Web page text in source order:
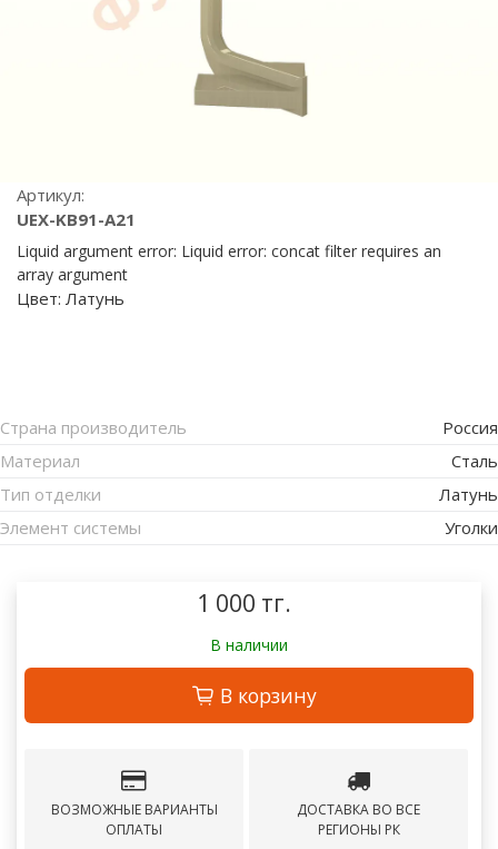
Артикул:
UEX-KB91-A21
Liquid argument error: Liquid error: concat filter requires an
array argument
Цвет: Латунь
Страна производитель
Россия
Материал
Сталь
Тип отделки
Латунь
Элемент системы
Уголки
1 000 тг.
В наличии
В корзину
ВОЗМОЖНЫЕ ВАРИАНТЫ
ОПЛАТЫ
ДОСТАВКА ВО ВСЕ
РЕГИОНЫ РК